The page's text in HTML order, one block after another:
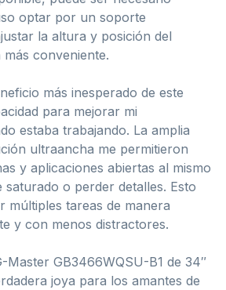
optar por un soporte
la altura y posición del
conveniente.
más inesperado de este
para mejorar mi
estaba trabajando. La amplia
ultraancha me permitieron
y aplicaciones abiertas al mismo
saturado o perder detalles. Esto
múltiples tareas de manera
y con menos distractores.
Master GB3466WQSU-B1 de 34″
joya para los amantes de